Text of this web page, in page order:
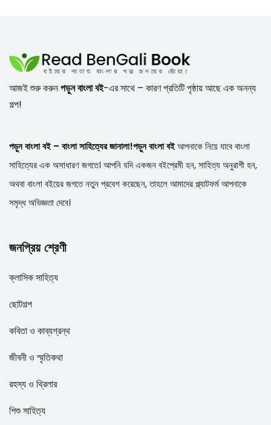
আজই শুরু করুনপড়ুন বাংলা বই-এর সাথে – কারণ প্রতিটি পৃষ্ঠায় আছে এক অনন্য
গল্প!
পড়ুন বাংলা বই – বাংলা সাহিত্যের জানালা!পড়ুন বাংলা বইআপনাকে নিয়ে যাবে বাংলা
সাহিত্যের এক অসাধারণ জগতে। আপনি যদি একজন বইপ্রেমী হন, সাহিত্য অনুরাগী হন,
অথবা বাংলা বইয়ের জগতে নতুন প্রবেশ করেছেন, তাহলে আমাদের প্ল্যাটফর্ম আপনাকে
সমৃদ্ধ অভিজ্ঞতা দেবে।
জনপ্রিয় শ্রেণী
ক্লাসিক সাহিত্য
ছোটগল্প
কবিতা ও কাব্যগ্রন্থ
জীবনী ও স্মৃতিকথা
রহস্য ও থ্রিলার
শিশু সাহিত্য